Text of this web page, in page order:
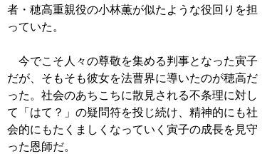
者・穂高重親役の小林薫が似たような役回りを担
っていた。
今でこそ人々の尊敬を集める判事となった寅子
だが、そもそも彼女を法曹界に導いたのが穂高だ
った。社会のあちこちに散見される不条理に対し
て「はて？」の疑問符を投じ続け、精神的にも社
会的にもたくましくなっていく寅子の成長を見守
った恩師だ。